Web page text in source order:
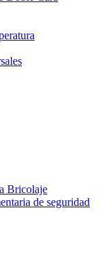
Bricolaje
de seguridad